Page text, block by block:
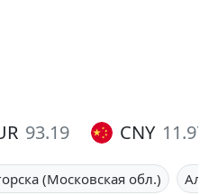
93.19 CNY 11.97
(Московская обл.)